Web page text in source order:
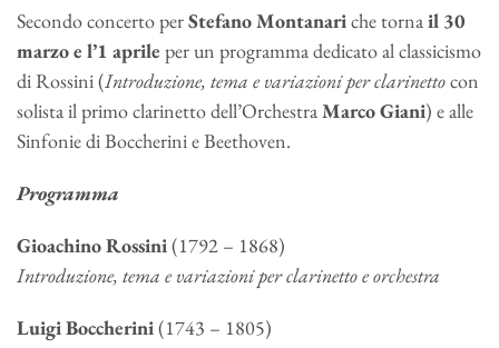
Secondo concerto perStefano Montanariche tornail 30
marzo e l’1 aprile per un programma dedicato al classicismo
di Rossini (Introduzione, tema e variazioni per clarinettocon
solista il primo clarinetto dell’OrchestraMarco Giani) e alle
Sinfoniedi Boccherini e Beethoven.
Programma
Gioachino Rossini(1792 – 1868)
Introduzione, tema e variazioni per clarinetto e orchestra
Luigi Boccherini(1743 – 1805)